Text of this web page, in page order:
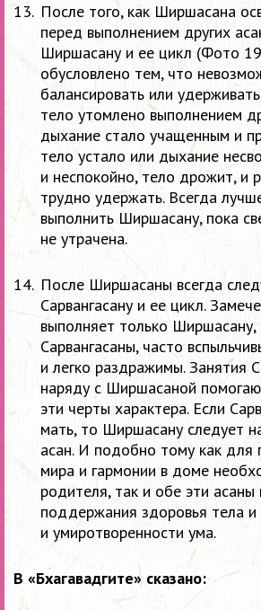
После того, как Ширшасана
перед выполнением других
Ширшасану и ее цикл (Фото
обусловлено тем, что
балансировать или
тело утомлено выполнением
дыхание стало учащенным и
тело устало или дыхание
и неспокойно, тело дрожит, и
трудно удержать. Всегда
выполнить Ширшасану, пока
не утрачена.
После Ширшасаны всегда
Сарвангасану и ее цикл.
выполняет только Ширшасану,
Сарвангасаны, часто
и легко раздражимы. Занятия
наряду с Ширшасаной
эти черты характера. Если
мать, то Ширшасану следует
асан. И подобно тому как для
мира и гармонии в доме
родителя, так и обе эти
поддержания здоровья тела и
и умиротворенности ума.
В «Бхагавадгите» сказано: